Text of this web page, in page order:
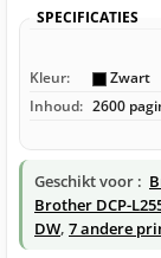
SPECIFICATIES
Kleur: Zwart
Inhoud: 2600
Geschikt voor :
Brother DCP-
DW, 7 andere